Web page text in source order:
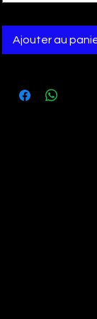
Ajouter au